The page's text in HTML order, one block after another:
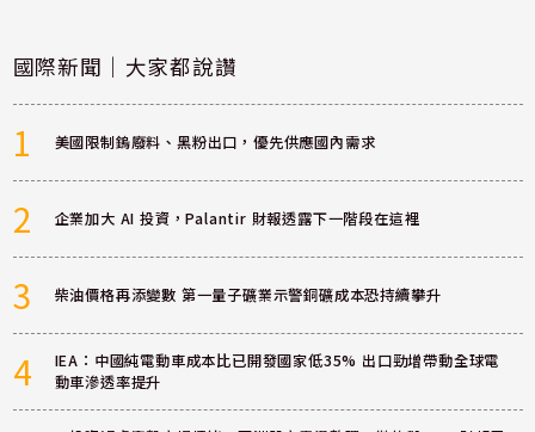
國際新聞｜大家都說讚
1 美國限制鎢廢料、黑粉出口，優先供應國內需求
2 企業加大 AI 投資，Palantir 財報透露下一階段在這裡
3 柴油價格再添變數 第一量子礦業示警銅礦成本恐持續攀升
4
IEA：中國純電動車成本比已開發國家低35% 出口勁增帶動全球電
動車滲透率提升